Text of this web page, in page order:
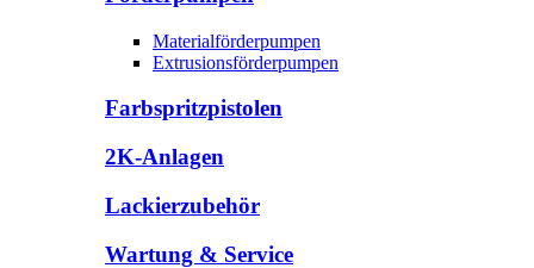
Materialförderpumpen
Extrusionsförderpumpen
Farbspritzpistolen
2K-Anlagen
Lackierzubehör
Wartung & Service